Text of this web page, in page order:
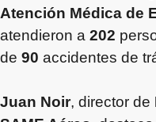
Atención Médica de
atendieron a 202
de 90 accidentes de
Juan Noir, director de